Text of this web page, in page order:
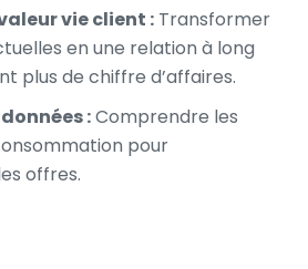
vie client : Transformer
en une relation à long
plus de chiffre d’affaires.
:Comprendre les
pour
offres.